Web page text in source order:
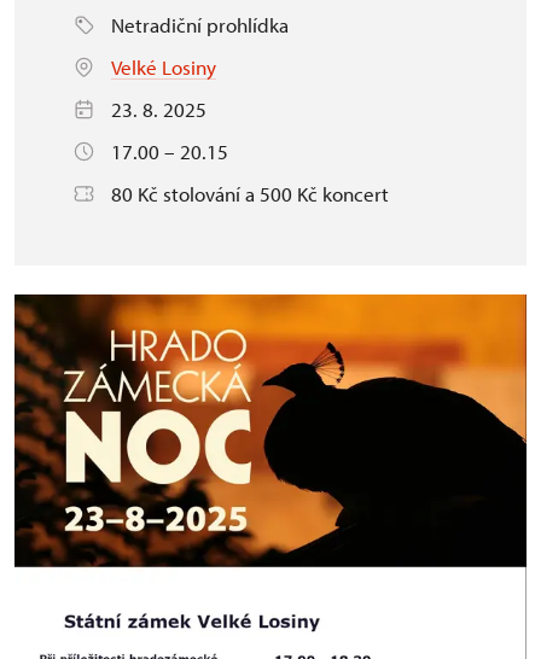
Netradiční prohlídka
Velké Losiny
23. 8. 2025
17.00 – 20.15
80 Kč stolování a 500 Kč koncert